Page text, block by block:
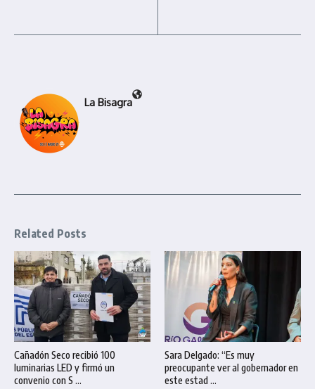
La Bisagra
Related Posts
Cañadón Seco recibió 100
luminarias LED y firmó un
convenio con S ...
Sara Delgado: “Es muy
preocupante ver al gobernador en
este estad ...